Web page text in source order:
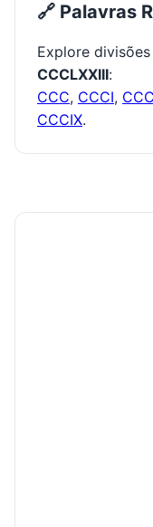
🔗 Palavras
Explore
CCCLXXIII:
CCC, CCCI,
CCCIX.